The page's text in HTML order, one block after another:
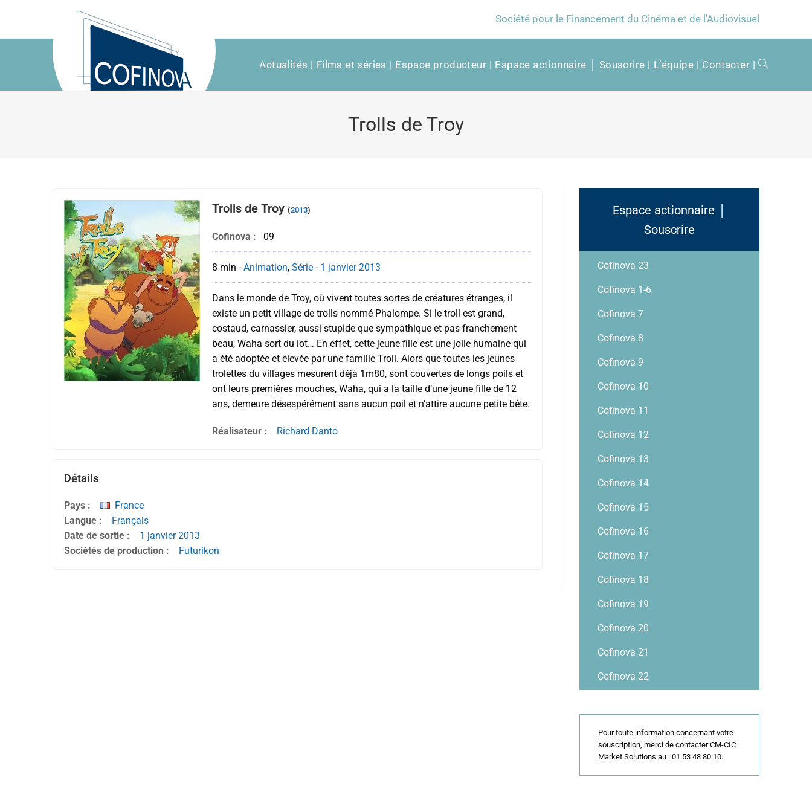
Société pour le Financement du Cinéma et de l'Audiovisuel
Actualités Films et séries Espace producteur Espace actionnaire │ Souscrire L’équipe Contacter
Trolls de Troy
Trolls de Troy (2013)
Cofinova : 09
8 min -Animation, Série - 1 janvier 2013
Dans le monde de Troy, où vivent toutes sortes de créatures étranges, il
existe un petit village de trolls nommé Phalompe. Si le troll est grand,
costaud, carnassier, aussi stupide que sympathique et pas franchement
beau, Waha sort du lot… En effet, cette jeune fille est une jolie humaine qui
a été adoptée et élevée par une famille Troll. Alors que toutes les jeunes
trolettes du villages mesurent déjà 1m80, sont couvertes de longs poils et
ont leurs premières mouches, Waha, qui a la taille d’une jeune fille de 12
ans, demeure désespérément sans aucun poil et n’attire aucune petite bête.
Réalisateur : Richard Danto
Détails
Pays :
France
Langue :
Français
Date de sortie :
1 janvier 2013
Sociétés de production :
Futurikon
Espace actionnaire │
Souscrire
Cofinova 23
Cofinova 1-6
Cofinova 7
Cofinova 8
Cofinova 9
Cofinova 10
Cofinova 11
Cofinova 12
Cofinova 13
Cofinova 14
Cofinova 15
Cofinova 16
Cofinova 17
Cofinova 18
Cofinova 19
Cofinova 20
Cofinova 21
Cofinova 22
Pour toute information concernant votre
souscription, merci de contacter CM-CIC
Market Solutions au : 01 53 48 80 10.